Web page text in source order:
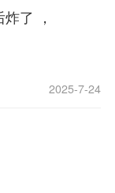
了 ，
2025-7-24